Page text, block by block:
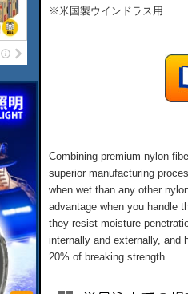
※米国製ウインドラス用
Combining premium nylon
superior manufacturing
when wet than any other
advantage when you handle
they resist moisture
internally and externally, and
20% of breaking strength.